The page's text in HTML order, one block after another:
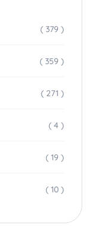
( 379 )
( 359 )
( 271 )
( 4 )
( 19 )
( 10 )